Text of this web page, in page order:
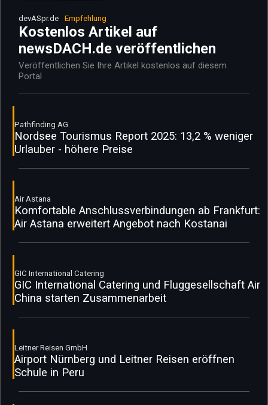
devASpr.de Empfehlung
Kostenlos Artikel auf
newsDACH.de veröffentlichen
Veröffentlichen Sie Ihre Artikel kostenlos auf diesem
Portal
Pathfinding AG
Nordsee Tourismus Report 2025: 13,2 % weniger
Urlauber - höhere Preise
Air Astana
Komfortable Anschlussverbindungen ab Frankfurt:
Air Astana erweitert Angebot nach Kostanai
GIC International Catering
GIC International Catering und Fluggesellschaft Air
China starten Zusammenarbeit
Leitner Reisen GmbH
Airport Nürnberg und Leitner Reisen eröffnen
Schule in Peru